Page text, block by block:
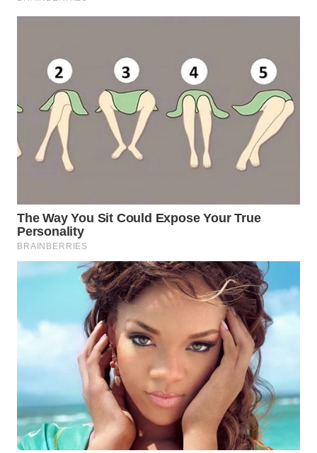
WN
LABUHANBATU
WN
TAPANULI
TENGAH
WN
TEBING
TINGGI
PAKPAK
WN
BEKASI